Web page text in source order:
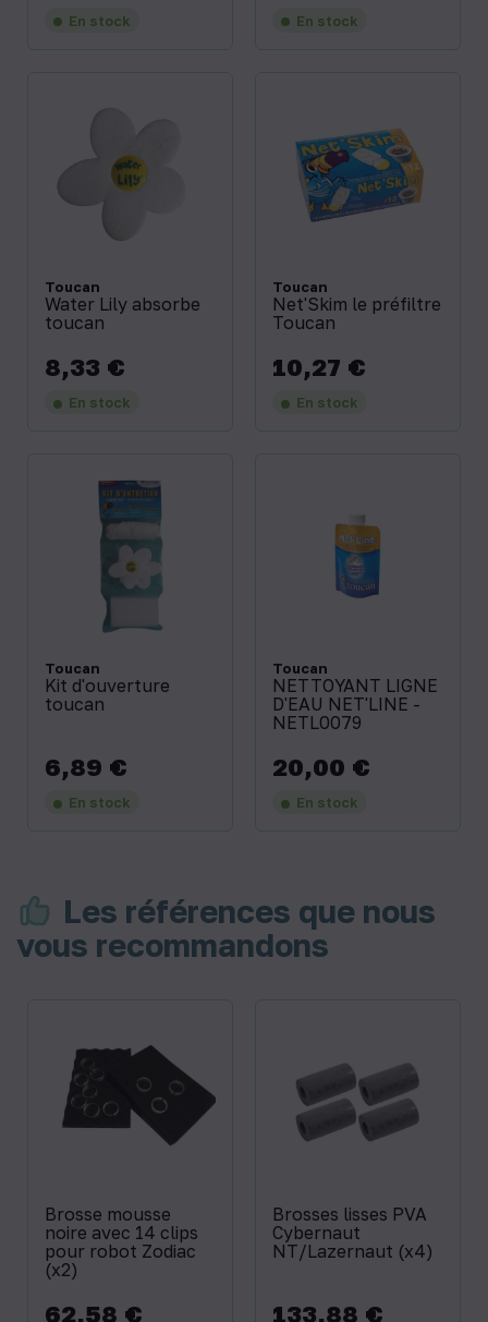
En stock En stock
Toucan
Water Lily absorbe
toucan
Prix
8,33 €
En stock
Toucan
Net'Skim le préfiltre
Toucan
Prix
10,27 €
En stock
Toucan
Kit d'ouverture
toucan
Prix
6,89 €
En stock
Toucan
NETTOYANT LIGNE
D'EAU NET'LINE -
NETL0079
Prix
20,00 €
En stock
Les références que nous
vous recommandons
Brosse mousse
noire avec 14 clips
pour robot Zodiac
(x2)
Prix
62,58 €
Brosses lisses PVA
Cybernaut
NT/Lazernaut (x4)
Prix
133,88 €